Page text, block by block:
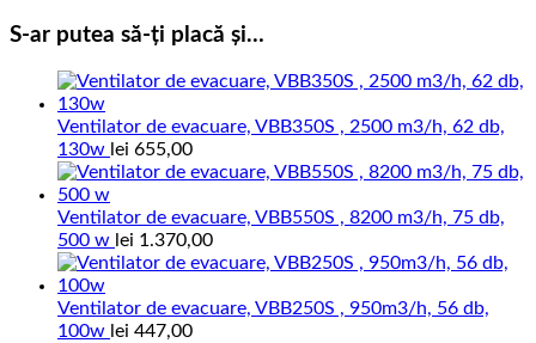
S-ar putea să-ți placă și…
Ventilator de evacuare, VBB350S , 2500 m3/h, 62 db,
130w lei 655,00
Ventilator de evacuare, VBB550S , 8200 m3/h, 75 db,
500 w lei 1.370,00
Ventilator de evacuare, VBB250S , 950m3/h, 56 db,
100w lei 447,00